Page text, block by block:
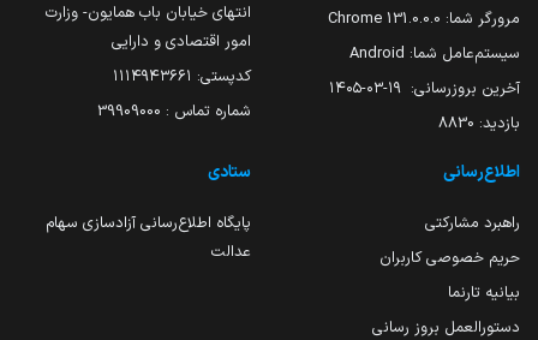
مرورگر شما: 131.0.0.0 Chrome
سیستم‌عامل شما: Android
آخرین بروزرسانی:
بازدید: 8830
انتهای خیابان باب همایون- وزارت
امور اقتصادی و دارایی
کدپستی: ۱۱۱۴۹۴۳۶۶۱
شماره تماس : 39909000
اطلاع‌رسانی
راهبرد مشارکتی
حریم خصوصی کاربران
بیانیه تارنما
دستورالعمل بروز رسانی
ستادی
پایگاه اطلاع‌رسانی آزادسازی سهام
عدالت